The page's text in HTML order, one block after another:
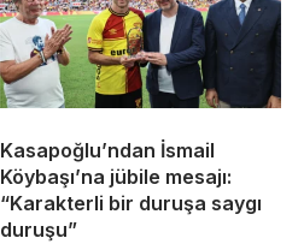
Kasapoğlu’ndan İsmail
Köybaşı’na jübile mesajı:
“Karakterli bir duruşa saygı
duruşu”